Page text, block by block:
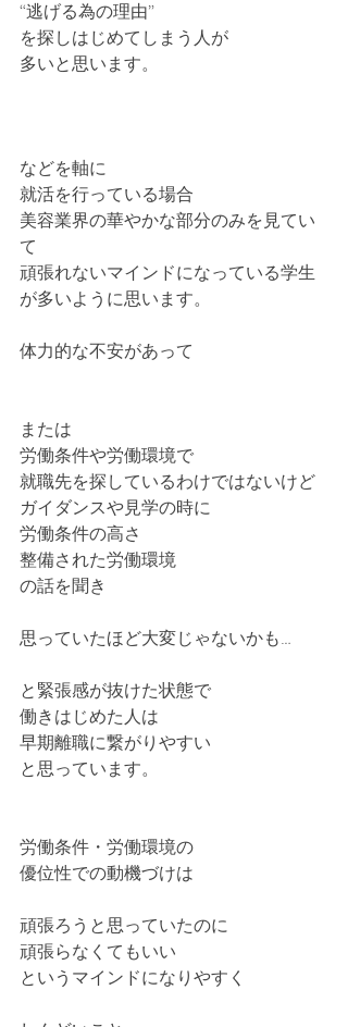
“逃げる為の理由”
を探しはじめてしまう人が
多いと思います。
などを軸に
就活を行っている場合
美容業界の華やかな部分のみを見てい
て
頑張れないマインドになっている学生
が多いように思います。
体力的な不安があって
または
労働条件や労働環境で
就職先を探しているわけではないけど
ガイダンスや見学の時に
労働条件の高さ
整備された労働環境
の話を聞き
思っていたほど大変じゃないかも…
と緊張感が抜けた状態で
働きはじめた人は
早期離職に繋がりやすい
と思っています。
労働条件・労働環境の
優位性での動機づけは
頑張ろうと思っていたのに
頑張らなくてもいい
というマインドになりやすく